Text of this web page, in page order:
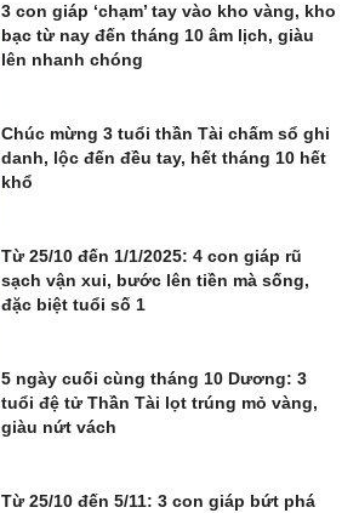
3 con giáp ‘chạm’ tay vào kho vàng, kho
bạc từ nay đến tháng 10 âm lịch, giàu
lên nhanh chóng
Chúc mừng 3 tuổi thần Tài chấm sổ ghi
danh, lộc đến đều tay, hết tháng 10 hết
khổ
Từ 25/10 đến 1/1/2025: 4 con giáp rũ
sạch vận xui, bước lên tiền mà sống,
đặc biệt tuổi số 1
5 ngày cuối cùng tháng 10 Dương: 3
tuổi đệ tử Thần Tài lọt trúng mỏ vàng,
giàu nứt vách
Từ 25/10 đến 5/11: 3 con giáp bứt phá